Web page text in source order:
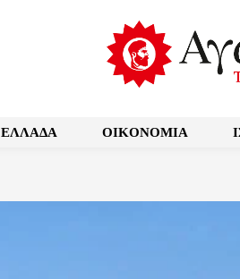
ΕΛΛΑΔΑ OIKONOMIA